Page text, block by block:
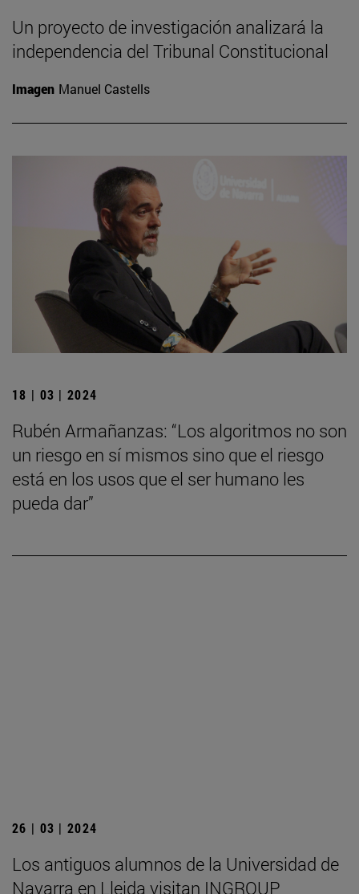
Un proyecto de investigación analizará la
independencia del Tribunal Constitucional
Imagen Manuel Castells
18 | 03 | 2024
Rubén Armañanzas: “Los algoritmos no son
un riesgo en sí mismos sino que el riesgo
está en los usos que el ser humano les
pueda dar”
26 | 03 | 2024
Los antiguos alumnos de la Universidad de
Navarra en Lleida visitan INGROUP